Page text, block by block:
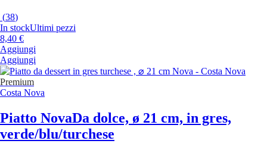
(38)
In stockUltimi pezzi
8,40 €
Aggiungi
Aggiungi
Premium
Costa Nova
Piatto NovaDa dolce, ø 21 cm, in gres,
verde/blu/turchese